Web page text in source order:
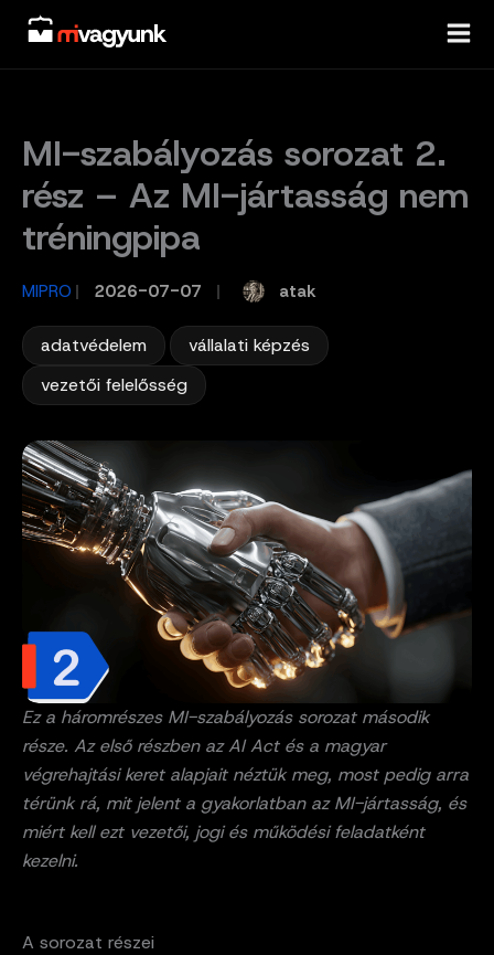
Skip
content
MI-szabályozás sorozat 2.
rész – Az MI-jártasság nem
tréningpipa
MIPRO / 2026-07-07 atak
adatvédelem vállalati képzés
vezetői felelősség
Ez a háromrészes MI-szabályozás sorozat második
része. Az első részben az AI Act és a magyar
végrehajtási keret alapjait néztük meg, most pedig arra
térünk rá, mit jelent a gyakorlatban az MI-jártasság, és
miért kell ezt vezetői, jogi és működési feladatként
kezelni.
A sorozat részei